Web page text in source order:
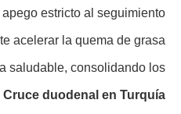
estricto al seguimiento
acelerar la quema de grasa
saludable, consolidando los
Cruce duodenal en Turquía